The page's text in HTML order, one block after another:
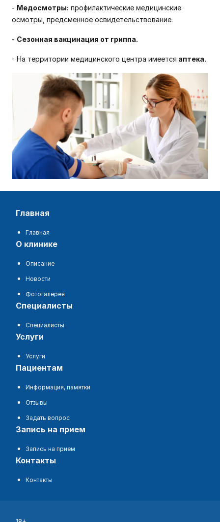
- Медосмотры: профилактические медицинские
осмотры, предсменное освидетельствование.
- Сезонная вакцинация от гриппа.
- На территории медицинского центра имеется аптека.
главная
Главная
о клинике
Описание
Новости
Фотогалерея
специалисты
Специалисты
услуги
Услуги
пациентам
Информация, памятки
Отзывы
Задать вопрос
запись на прием
Запись на прием
контакты
Контакты